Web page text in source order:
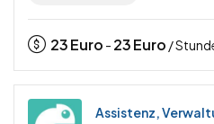
23Euro - 23Euro /
Assistenz,